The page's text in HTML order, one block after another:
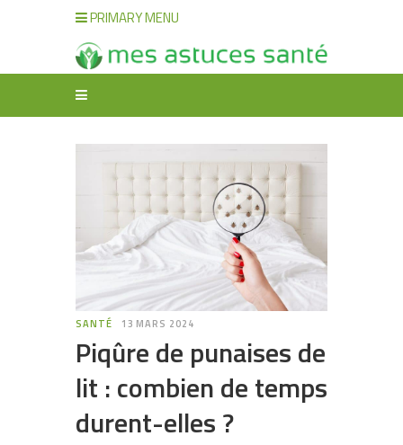
PRIMARY MENU
SANTÉ 13 MARS 2024
Piqûre de punaises de
lit : combien de temps
durent-elles ?